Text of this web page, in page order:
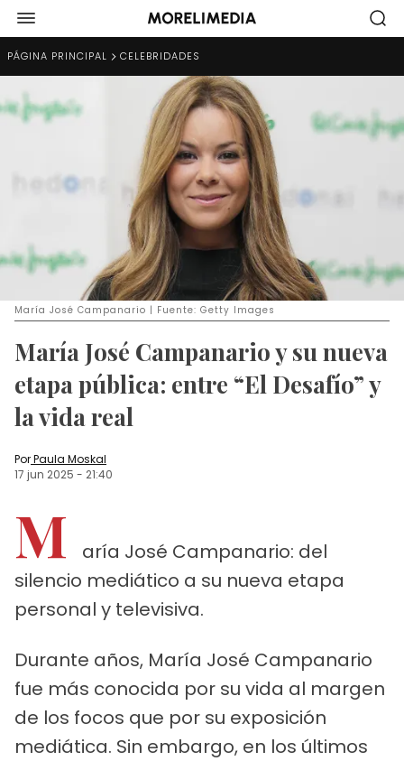
PÁGINA PRINCIPAL CELEBRIDADES
María José Campanario | Fuente: Getty Images
María José Campanario y su nueva
etapa pública: entre “El Desafío” y
la vida real
PorPaula Moskal
17 jun 2025 - 21:40
M
aría José Campanario: del
silencio mediático a su nueva etapa
personal y televisiva.
Durante años, María José Campanario
fue más conocida por su vida al margen
de los focos que por su exposición
mediática. Sin embargo, en los últimos